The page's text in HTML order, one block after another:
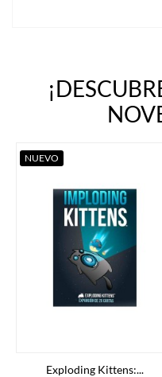
Exploding Kittens:...
NUEVO